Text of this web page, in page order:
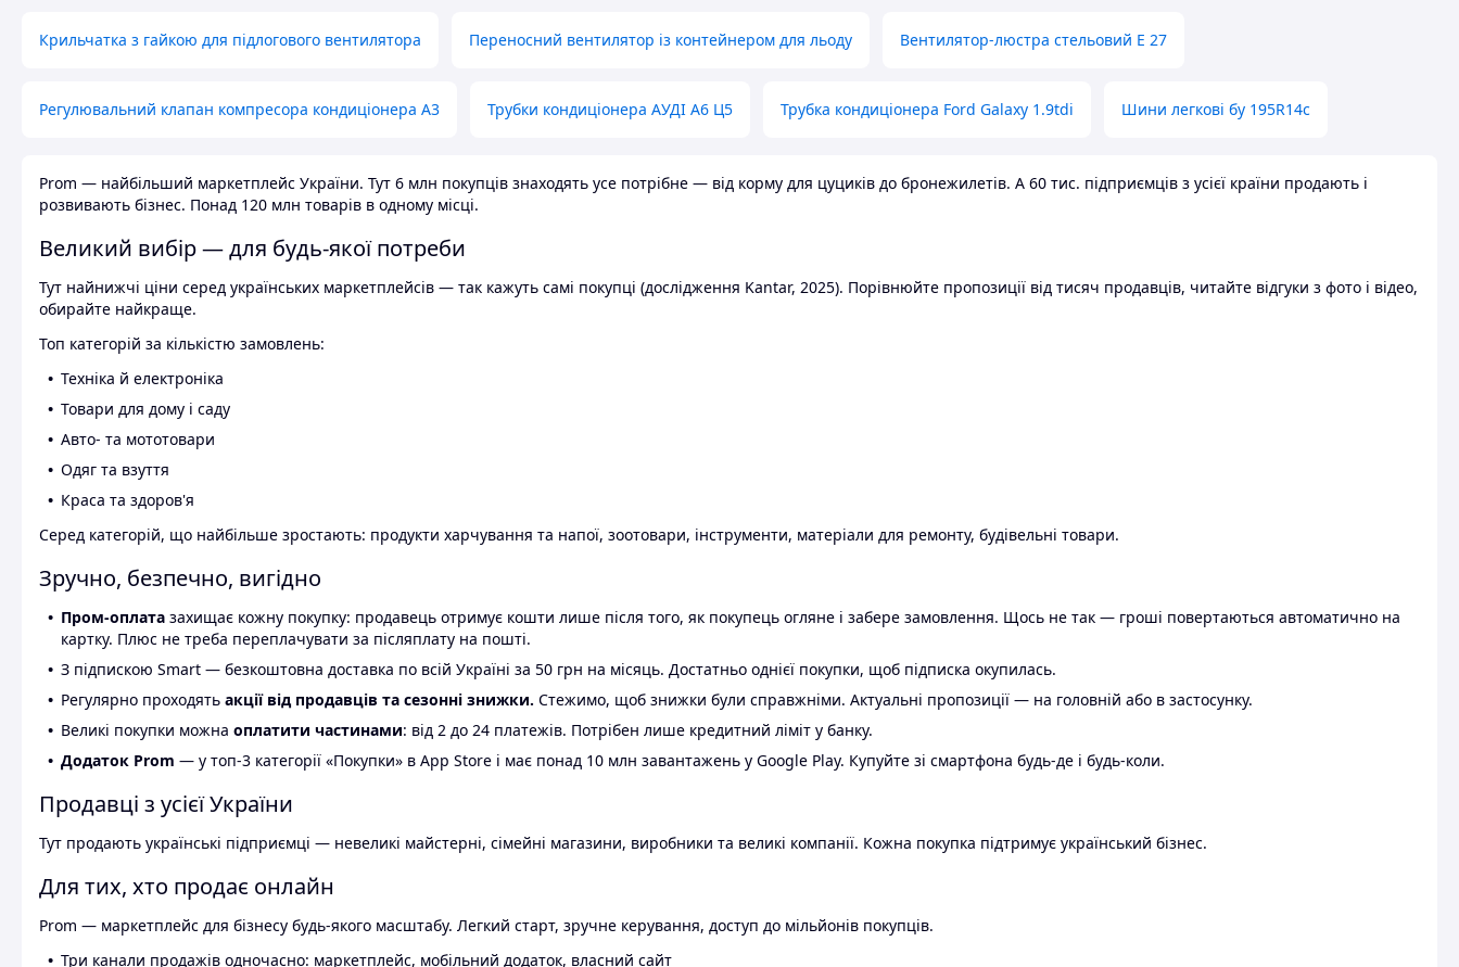
Крильчатка з гайкою для підлогового вентилятора Переносний вентилятор із контейнером для льоду Вентилятор-люстра стельовий E 27
Регулювальний клапан компресора кондиціонера А3 Трубки кондиціонера АУДІ А6 Ц5 Трубка кондиціонера Ford Galaxy 1.9tdi Шини легкові бу 195R14c
Prom — найбільший маркетплейс України. Тут 6 млн покупців знаходять усе потрібне — від корму для цуциків до бронежилетів. А 60 тис. підприємців з усієї країни продають і
розвивають бізнес. Понад 120 млн товарів в одному місці.
Великий вибір — для будь-якої потреби
Тут найнижчі ціни серед українських маркетплейсів — так кажуть самі покупці (дослідження Kantar, 2025). Порівнюйте пропозиції від тисяч продавців, читайте відгуки з фото і відео,
обирайте найкраще.
Топ категорій за кількістю замовлень:
Техніка й електроніка
Товари для дому і саду
Авто- та мототовари
Одяг та взуття
Краса та здоров'я
Серед категорій, що найбільше зростають: продукти харчування та напої, зоотовари, інструменти, матеріали для ремонту, будівельні товари.
Зручно, безпечно, вигідно
Пром-оплата захищає кожну покупку: продавець отримує кошти лише після того, як покупець огляне і забере замовлення. Щось не так — гроші повертаються автоматично на
картку. Плюс не треба переплачувати за післяплату на пошті.
З підпискою Smart — безкоштовна доставка по всій Україні за 50 грн на місяць. Достатньо однієї покупки, щоб підписка окупилась.
Регулярно проходять акції від продавців та сезонні знижки. Стежимо, щоб знижки були справжніми. Актуальні пропозиції — на головній або в застосунку.
Великі покупки можна оплатити частинами: від 2 до 24 платежів. Потрібен лише кредитний ліміт у банку.
Додаток Prom — у топ-3 категорії «Покупки» в App Store і має понад 10 млн завантажень у Google Play. Купуйте зі смартфона будь-де і будь-коли.
Продавці з усієї України
Тут продають українські підприємці — невеликі майстерні, сімейні магазини, виробники та великі компанії. Кожна покупка підтримує український бізнес.
Для тих, хто продає онлайн
Prom — маркетплейс для бізнесу будь-якого масштабу. Легкий старт, зручне керування, доступ до мільйонів покупців.
Три канали продажів одночасно: маркетплейс, мобільний додаток, власний сайт